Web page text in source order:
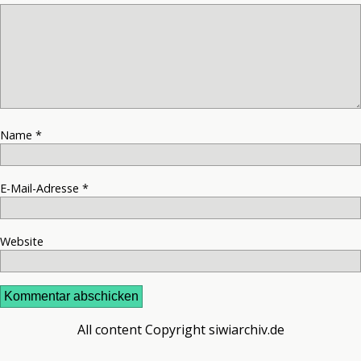
Name *
E-Mail-Adresse *
Website
All content Copyright siwiarchiv.de